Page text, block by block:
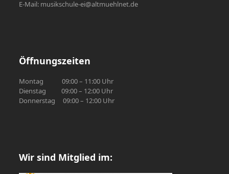
E-Mail: musikschule-ei@altmuehlnet.de
Öffnungszeiten
Montag 09:00 – 11:00 Uhr
Dienstag 09:00 – 12:00 Uhr
Donnerstag 09:00 – 12:00 Uhr
Wir sind Mitglied im: